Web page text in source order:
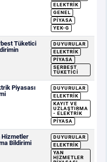
ELEKTRIK
GENEL
PIYASA
YEK-G
Tüketici
DUYURULAR
ELEKTRIK
PIYASA
SERBEST
TÜKETICI
Piyasası
DUYURULAR
ELEKTRIK
KAYIT VE
UZLAŞTIRMA
- ELEKTRIK
PIYASA
Hizmetler
Bildirimi
DUYURULAR
ELEKTRIK
YAN
HIZMETLER